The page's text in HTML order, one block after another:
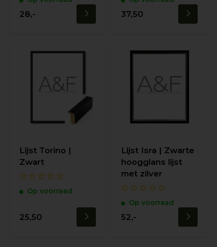
28,- 37,50
Lijst Torino |
Zwart
Op voorraad
25,50
Lijst Isra | Zwarte
hoogglans lijst
met zilver
Op voorraad
52,-